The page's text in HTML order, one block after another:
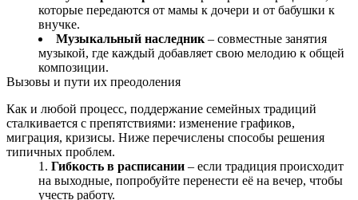
которые передаются от мамы к дочери и от бабушки к
внучке.
Музыкальный наследник – совместные занятия
музыкой, где каждый добавляет свою мелодию к общей
композиции.
Вызовы и пути их преодоления
Как и любой процесс, поддержание семейных традиций
сталкивается с препятствиями: изменение графиков,
миграция, кризисы. Ниже перечислены способы решения
типичных проблем.
Гибкость в расписании – если традиция происходит
на выходные, попробуйте перенести её на вечер, чтобы
учесть работу.